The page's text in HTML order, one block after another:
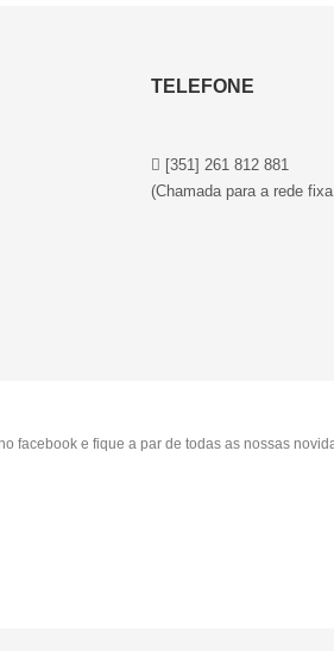
TELEFONE
[351] 261 812 881
(Chamada para a rede
facebook e fique a par de todas as nossas